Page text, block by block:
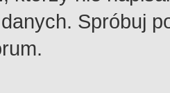
Spróbuj